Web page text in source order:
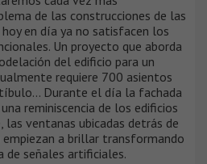
de las construcciones de las
hoy en día ya no satisfacen los
Un proyecto que aborda
del edificio para un
requiere 700 asientos
Durante el día la fachada
reminiscencia de los edificios
las ventanas ubicadas detrás de
a brillar transformando
de señales artificiales.